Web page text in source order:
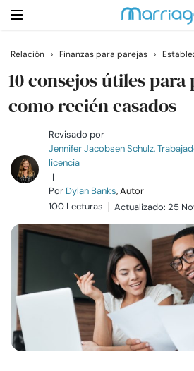
Buscar
Casarse
Relaciones
Familia
Ayuda
Cursos
Recursos
Relación › Finanzas para parejas ›
10 consejos útiles
como recién casados
Revisado por
Jennifer Jacobsen Schulz,
licencia
|
Por Dylan Banks, Autor
100 Lecturas
Actualizado: 25